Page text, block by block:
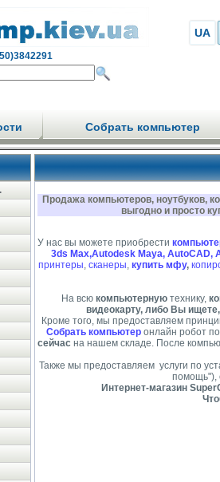
UA
Собрать компьютер
Продажа компьютеров, ноутбуков,
выгодно и просто
У нас вы можете приобрести
3ds Max,Autodesk Maya, AutoCAD,
принтеры, сканеры, купить мфу,
На всю компьютерную технику,
видеокарту, либо Вы
Кроме того, мы предоставляем
Собрать компьютеронлайн робот
сейчас на нашем складе. После
Также мы предоставляем услуги по
помощь"),
Интернет-магазин